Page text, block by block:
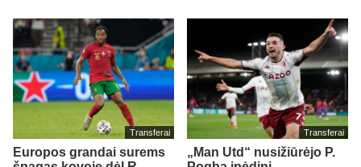
Transferai
Europos grandai surems
Transferai
„Man Utd“ nusižiūrėjo P.